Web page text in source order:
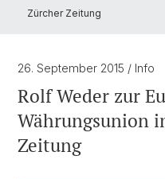
Zürcher Zeitung
26. September 2015 / Info
Rolf Weder zur
Währungsunion
Zeitung